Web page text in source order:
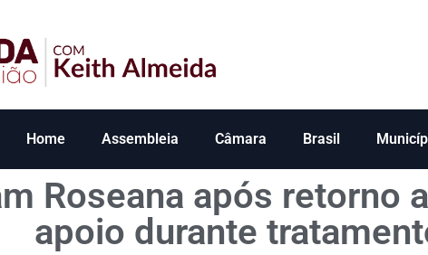
Home Assembleia Câmara Brasil
Roseana após retorno
apoio durante